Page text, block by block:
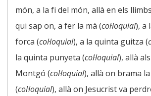
món, a la fi del món, allà en els
qui sap on, a fer la mà (col·loquial), a
forca (col·loquial), a la quinta guitza (
la quinta punyeta (col·loquial), allà
Montgó (col·loquial), allà on brama
(col·loquial), allà on Jesucrist va